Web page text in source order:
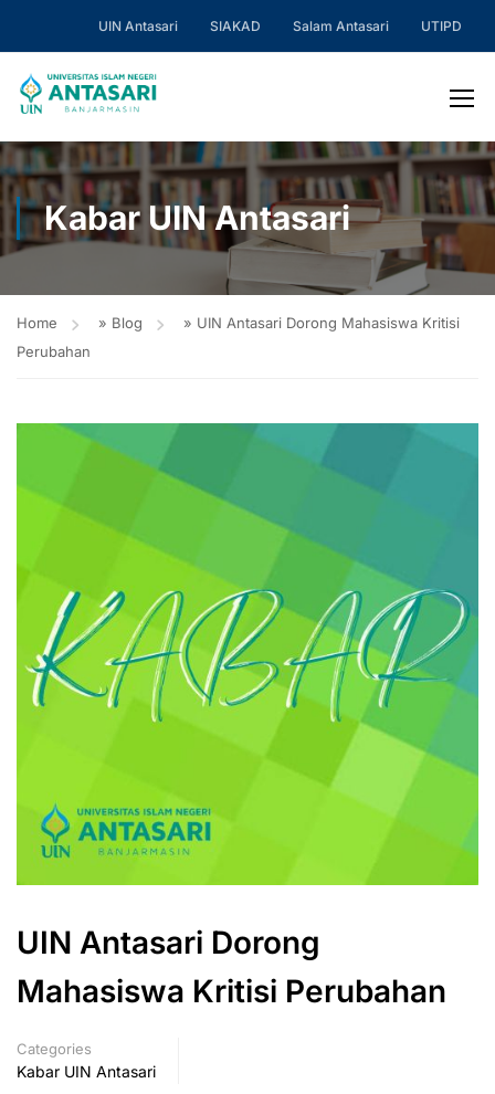
UIN Antasari SIAKAD Salam Antasari UTIPD
Kabar UIN Antasari
Home » Blog » UIN Antasari Dorong Mahasiswa Kritisi
Perubahan
UIN Antasari Dorong
Mahasiswa Kritisi Perubahan
Categories
Kabar UIN Antasari